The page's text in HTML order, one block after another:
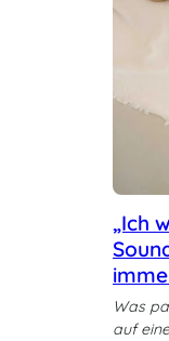
„Ich
Was
auf